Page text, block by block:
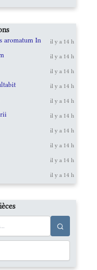
aromatum In il y a 14 h
il y a 14 h
il y a 14 h
il y a 14 h
il y a 14 h
il y a 14 h
il y a 14 h
il y a 14 h
il y a 14 h
il y a 14 h